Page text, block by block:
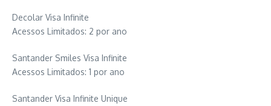
Decolar Visa Infinite
Acessos Limitados: 2 por ano
Santander Smiles Visa Infinite
Acessos Limitados: 1 por ano
Santander Visa Infinite Unique